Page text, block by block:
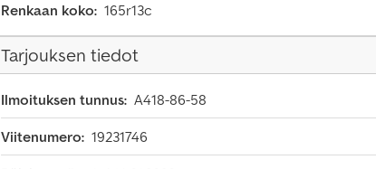
Renkaan koko: 165r13c
Tarjouksen tiedot
Ilmoituksen tunnus: A418-86-58
Viitenumero: 19231746